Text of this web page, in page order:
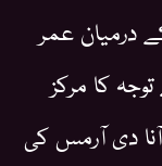
درمیان عمر
کا مرکز
جبکہ آنا دی آرمس کی